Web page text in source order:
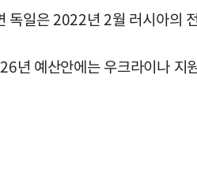
독일은 2022년 2월 러시아의
년 예산안에는 우크라이나 지